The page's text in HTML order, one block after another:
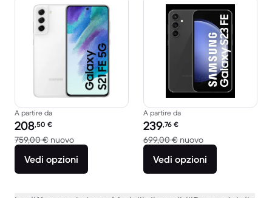
A partire da
Prezzo del ricondizionato:
208,50 €
759,00 € nuovoRispetto a 759,00 € del nuovo
Vedi opzioni
A partire da
Prezzo del ricondizionato:
239,76 €
699,00 € nuovoRispetto a
Vedi opzioni